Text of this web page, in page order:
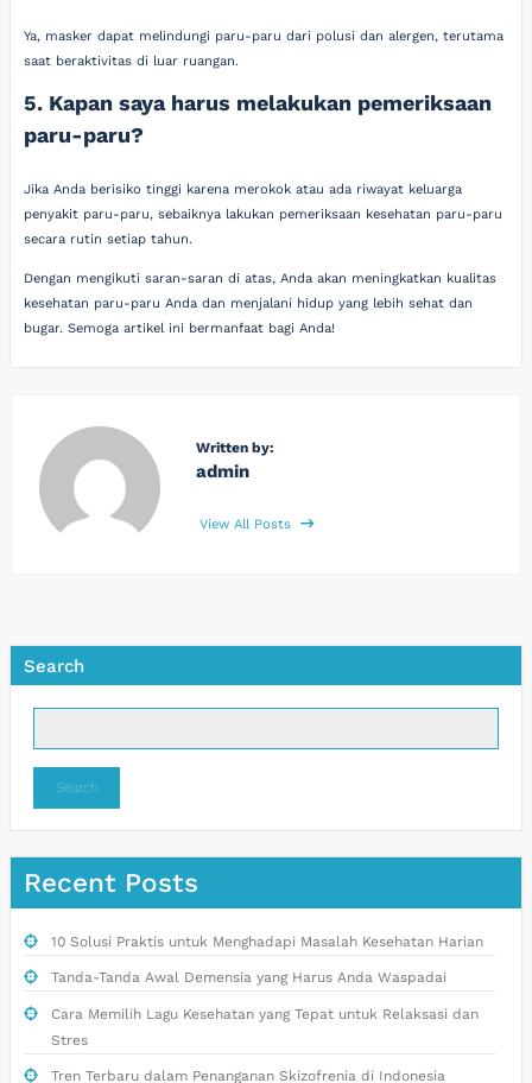
Ya, masker dapat melindungi paru-paru dari polusi dan alergen, terutama
saat beraktivitas di luar ruangan.
5. Kapan saya harus melakukan pemeriksaan
paru-paru?
Jika Anda berisiko tinggi karena merokok atau ada riwayat keluarga
penyakit paru-paru, sebaiknya lakukan pemeriksaan kesehatan paru-paru
secara rutin setiap tahun.
Dengan mengikuti saran-saran di atas, Anda akan meningkatkan kualitas
kesehatan paru-paru Anda dan menjalani hidup yang lebih sehat dan
bugar. Semoga artikel ini bermanfaat bagi Anda!
Written by:
admin
View All Posts
Search
Search
Recent Posts
10 Solusi Praktis untuk Menghadapi Masalah Kesehatan Harian
Tanda-Tanda Awal Demensia yang Harus Anda Waspadai
Cara Memilih Lagu Kesehatan yang Tepat untuk Relaksasi dan
Stres
Tren Terbaru dalam Penanganan Skizofrenia di Indonesia